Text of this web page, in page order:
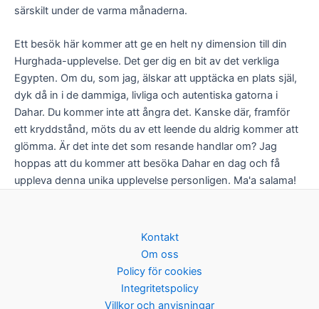
särskilt under de varma månaderna.
Ett besök här kommer att ge en helt ny dimension till din
Hurghada-upplevelse. Det ger dig en bit av det verkliga
Egypten. Om du, som jag, älskar att upptäcka en plats själ,
dyk då in i de dammiga, livliga och autentiska gatorna i
Dahar. Du kommer inte att ångra det. Kanske där, framför
ett kryddstånd, möts du av ett leende du aldrig kommer att
glömma. Är det inte det som resande handlar om? Jag
hoppas att du kommer att besöka Dahar en dag och få
uppleva denna unika upplevelse personligen. Ma'a salama!
Kontakt
Om oss
Policy för cookies
Integritetspolicy
Villkor och anvisningar